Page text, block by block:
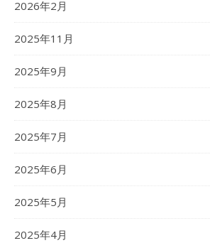
2026年2月
2025年11月
2025年9月
2025年8月
2025年7月
2025年6月
2025年5月
2025年4月